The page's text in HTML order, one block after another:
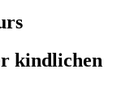
kindlichen